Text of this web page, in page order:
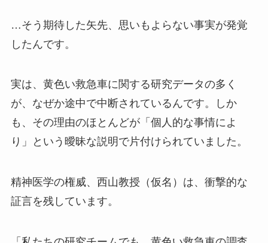
…そう期待した矢先、思いもよらない事実が発覚
したんです。
実は、黄色い救急車に関する研究データの多く
が、なぜか途中で中断されているんです。しか
も、その理由のほとんどが「個人的な事情によ
り」という曖昧な説明で片付けられていました。
精神医学の権威、西山教授（仮名）は、衝撃的な
証言を残しています。